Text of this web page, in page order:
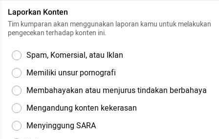
Laporkan Konten
Tim kumparan akan menggunakan laporan kamu untuk melakukan
pengecekan terhadap konten ini.
Spam, Komersial, atau Iklan
Memiliki unsur pornografi
Membahayakan atau menjurus tindakan berbahaya
Mengandung konten kekerasan
Menyinggung SARA